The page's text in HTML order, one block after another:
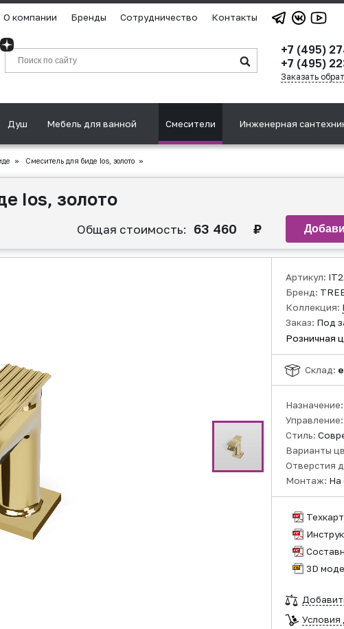
О компании Бренды Сотрудничество Контакты
+7 (495)
+7 (495)
Заказать
Душ Мебель для ванной Смесители Инженерная
» Смеситель для биде Ios, золото »
Ios, золото
Общая стоимость: 63 460 ₽
Артикул:
Бренд:
Коллекция:
Заказ: Под
Розничная
Склад:
Назначение:
Управление:
Стиль:
Варианты
Отверстия
Монтаж: На
3D
Условия